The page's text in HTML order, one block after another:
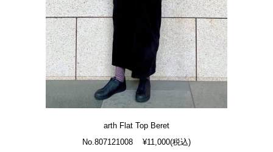
arth Flat Top Beret
No.807121008 ¥11,000(税込)